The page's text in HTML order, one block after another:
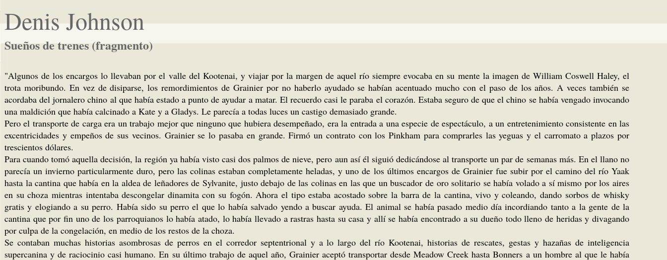
Denis Johnson
Sueños de trenes (fragmento)
"Algunos de los encargos lo llevaban por el valle del Kootenai, y viajar por la margen de aquel río siempre evocaba en su mente la imagen de William Coswell Haley, el
trota moribundo. En vez de disiparse, los remordimientos de Grainier por no haberlo ayudado se habían acentuado mucho con el paso de los años. A veces también se
acordaba del jornalero chino al que había estado a punto de ayudar a matar. El recuerdo casi le paraba el corazón. Estaba seguro de que el chino se había vengado invocando
una maldición que había calcinado a Kate y a Gladys. Le parecía a todas luces un castigo demasiado grande.
Pero el transporte de carga era un trabajo mejor que ninguno que hubiera desempeñado, era la entrada a una especie de espectáculo, a un entretenimiento consistente en las
excentricidades y empeños de sus vecinos. Grainier se lo pasaba en grande. Firmó un contrato con los Pinkham para comprarles las yeguas y el carromato a plazos por
trescientos dólares.
Para cuando tomó aquella decisión, la región ya había visto casi dos palmos de nieve, pero aun así él siguió dedicándose al transporte un par de semanas más. En el llano no
parecía un invierno particularmente duro, pero las colinas estaban completamente heladas, y uno de los últimos encargos de Grainier fue subir por el camino del río Yaak
hasta la cantina que había en la aldea de leñadores de Sylvanite, justo debajo de las colinas en las que un buscador de oro solitario se había volado a sí mismo por los aires
en su choza mientras intentaba descongelar dinamita con su fogón. Ahora el tipo estaba acostado sobre la barra de la cantina, vivo y coleando, dando sorbos de whisky
gratis y elogiando a su perro. Había sido su perro el que lo había salvado yendo a buscar ayuda. El animal se había pasado medio día incordiando tanto a la gente de la
cantina que por fin uno de los parroquianos lo había atado, lo había llevado a rastras hasta su casa y allí se había encontrado a su dueño todo lleno de heridas y divagando
por culpa de la congelación, en medio de los restos de la choza.
Se contaban muchas historias asombrosas de perros en el corredor septentrional y a lo largo del río Kootenai, historias de rescates, gestas y hazañas de inteligencia
supercanina y de raciocinio casi humano. En su último trabajo de aquel año, Grainier aceptó transportar desde Meadow Creek hasta Bonners a un hombre al que le había